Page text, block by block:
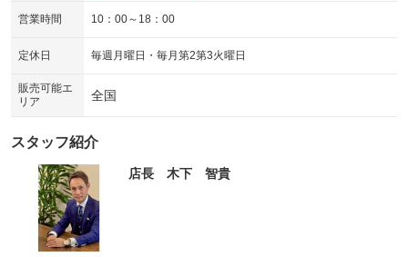
営業時間 10：00～18：00
定休日 毎週月曜日・毎月第2第3火曜日
販売可能エ
リア
全国
スタッフ紹介
店長 木下 智貴